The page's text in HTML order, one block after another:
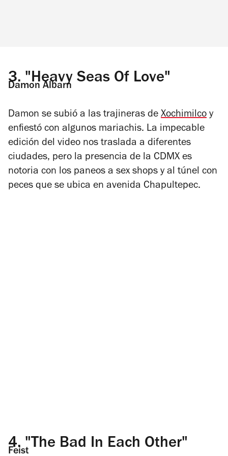
3. "Heavy Seas Of Love"
Damon Albarn
Damon se subió a las trajineras de Xochimilco y
enfiestó con algunos mariachis. La impecable
edición del video nos traslada a diferentes
ciudades, pero la presencia de la CDMX es
notoria con los paneos a sex shops y al túnel con
peces que se ubica en avenida Chapultepec.
4. "The Bad In Each Other"
Feist